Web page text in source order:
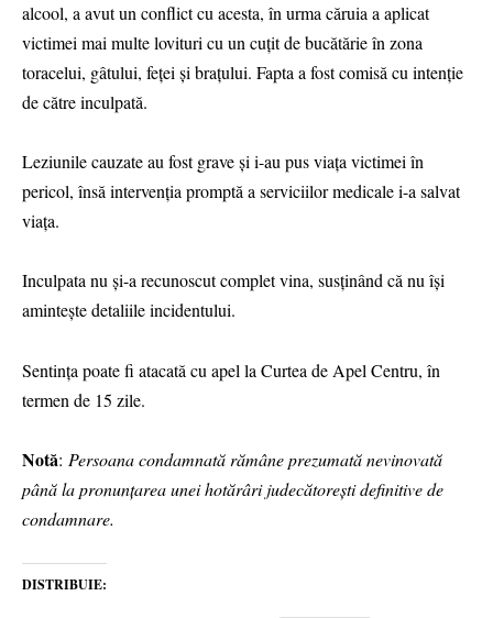
alcool, a avut un conflict cu acesta, în urma căruia a aplicat
victimei mai multe lovituri cu un cuțit de bucătărie în zona
toracelui, gâtului, feței și brațului. Fapta a fost comisă cu intenție
de către inculpată.
Leziunile cauzate au fost grave și i-au pus viața victimei în
pericol, însă intervenția promptă a serviciilor medicale i-a salvat
viața.
Inculpata nu și-a recunoscut complet vina, susținând că nu își
amintește detaliile incidentului.
Sentința poate fi atacată cu apel la Curtea de Apel Centru, în
termen de 15 zile.
Notă: Persoana condamnată rămâne prezumată nevinovată
până la pronunțarea unei hotărâri judecătorești definitive de
condamnare.
DISTRIBUIE: